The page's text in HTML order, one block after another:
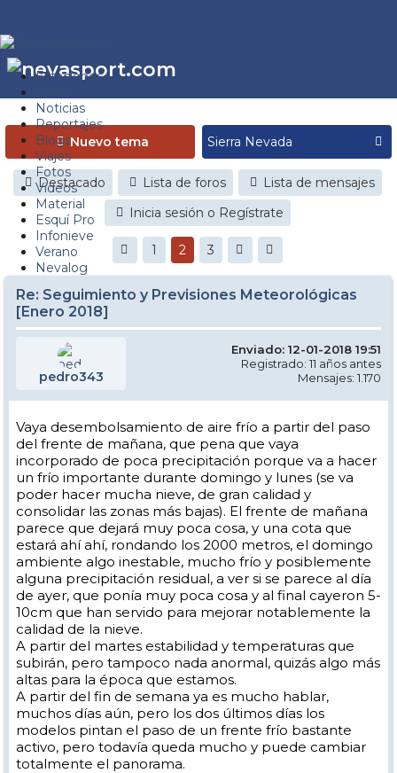
Estaciones
Noticias
Reportajes
Blogs
Viajes
Fotos
Videos
Material
Esquí Pro
Infonieve
Verano
Nevalog
Nuevo tema
Destacado Lista de foros
Lista de mensajes
Inicia sesión o Regístrate
1 2 3
Re: Seguimiento y Previsiones Meteorológicas
[Enero 2018]
pedro343
Enviado: 12-01-2018 19:51
Registrado: 11 años antes
Mensajes: 1.170
Vaya desembolsamiento de aire frío a partir del paso
del frente de mañana, que pena que vaya
incorporado de poca precipitación porque va a hacer
un frío importante durante domingo y lunes (se va
poder hacer mucha nieve, de gran calidad y
consolidar las zonas más bajas). El frente de mañana
parece que dejará muy poca cosa, y una cota que
estará ahí ahí, rondando los 2000 metros, el domingo
ambiente algo inestable, mucho frío y posiblemente
alguna precipitación residual, a ver si se parece al día
de ayer, que ponía muy poca cosa y al final cayeron 5-
10cm que han servido para mejorar notablemente la
calidad de la nieve.
A partir del martes estabilidad y temperaturas que
subirán, pero tampoco nada anormal, quizás algo más
altas para la época que estamos.
A partir del fin de semana ya es mucho hablar,
muchos días aún, pero los dos últimos días los
modelos pintan el paso de un frente frío bastante
activo, pero todavía queda mucho y puede cambiar
totalmente el panorama.